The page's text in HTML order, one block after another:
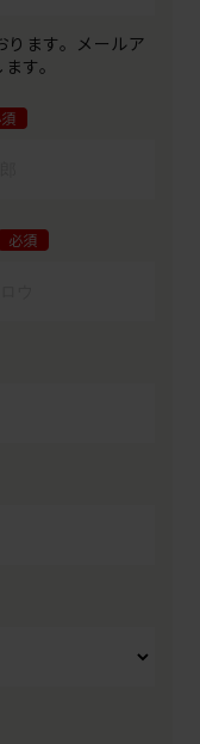
ます。メールア
す。
必須